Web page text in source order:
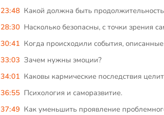
23:48 Какой должна быть
28:30 Насколько безопасны, с точки зрения
30:41 Когда происходили события,
33:03 Зачем нужны эмоции?
34:01 Каковы кармические последствия
36:55 Психология и саморазвитие.
37:49 Как уменьшить проявление